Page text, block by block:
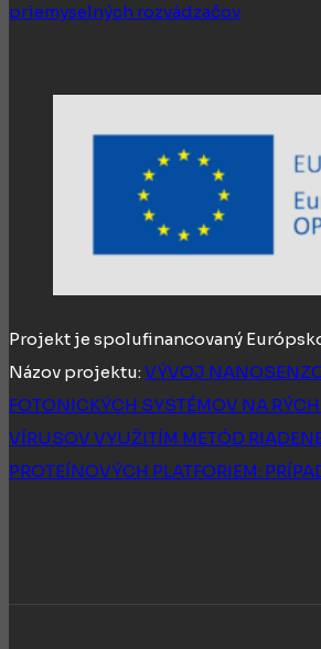
priemyselných rozvádzačov
Projekt je spolufinancovaný
Názov projektu:VÝVOJ
FOTONICKÝCH SYSTÉMOV NA
VÍRUSOV VYUŽITÍM METÓD
PROTEÍNOVÝCH PLATFORIEM: